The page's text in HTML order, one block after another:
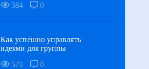
584
0
Как успешно управлять
идеями для группы
571
0